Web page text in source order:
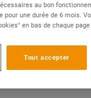
au bon
une durée de 6 mois.
en bas de chaque
Tout accepter